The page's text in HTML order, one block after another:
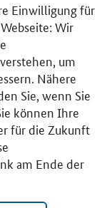
Einwilligung für
Wir
um
Nähere
Sie, wenn Sie
können Ihre
für die Zukunft
am Ende der